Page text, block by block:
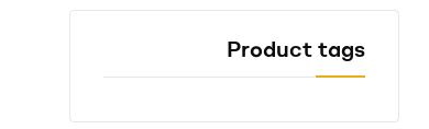
Product tags